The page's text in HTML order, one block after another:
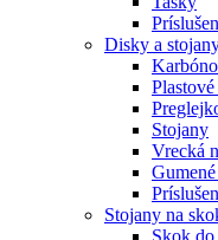
Disky a
Stojany
Vrecká
Stojany na
Skok